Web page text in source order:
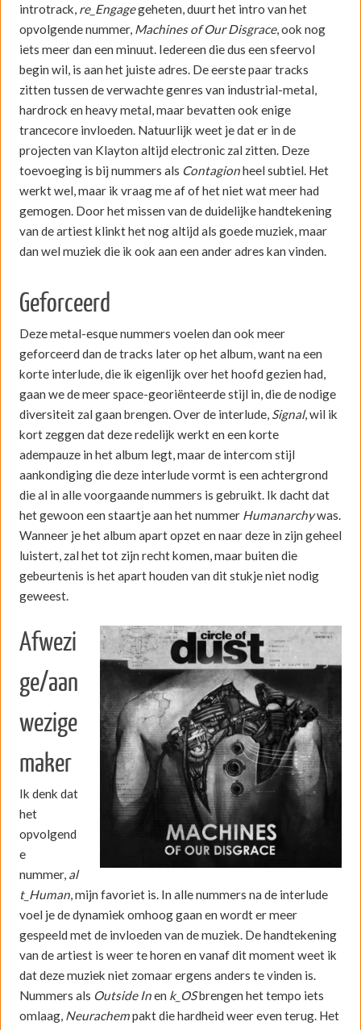
introtrack, re_Engagegeheten, duurt het intro van het
opvolgende nummer, Machines of Our Disgrace, ook nog
iets meer dan een minuut. Iedereen die dus een sfeervol
begin wil, is aan het juiste adres. De eerste paar tracks
zitten tussen de verwachte genres van industrial-metal,
hardrock en heavy metal, maar bevatten ook enige
trancecore invloeden. Natuurlijk weet je dat er in de
projecten van Klayton altijd electronic zal zitten. Deze
toevoeging is bij nummers als Contagionheel subtiel. Het
werkt wel, maar ik vraag me af of het niet wat meer had
gemogen. Door het missen van de duidelijke handtekening
van de artiest klinkt het nog altijd als goede muziek, maar
dan wel muziek die ik ook aan een ander adres kan vinden.
Geforceerd
Deze metal-esque nummers voelen dan ook meer
geforceerd dan de tracks later op het album, want na een
korte interlude, die ik eigenlijk over het hoofd gezien had,
gaan we de meer space-georiënteerde stijl in, die de nodige
diversiteit zal gaan brengen. Over de interlude, Signal, wil ik
kort zeggen dat deze redelijk werkt en een korte
adempauze in het album legt, maar de intercom stijl
aankondiging die deze interlude vormt is een achtergrond
die al in alle voorgaande nummers is gebruikt. Ik dacht dat
het gewoon een staartje aan het nummer Humanarchywas.
Wanneer je het album apart opzet en naar deze in zijn geheel
luistert, zal het tot zijn recht komen, maar buiten die
gebeurtenis is het apart houden van dit stukje niet nodig
geweest.
Afwezi
ge/aan
wezige
maker
Ik denk dat
het
opvolgend
e
nummer, al
t_Human, mijn favoriet is. In alle nummers na de interlude
voel je de dynamiek omhoog gaan en wordt er meer
gespeeld met de invloeden van de muziek. De handtekening
van de artiest is weer te horen en vanaf dit moment weet ik
dat deze muziek niet zomaar ergens anders te vinden is.
Nummers als Outside Inen k_OSbrengen het tempo iets
omlaag, Neurachempakt die hardheid weer even terug. Het